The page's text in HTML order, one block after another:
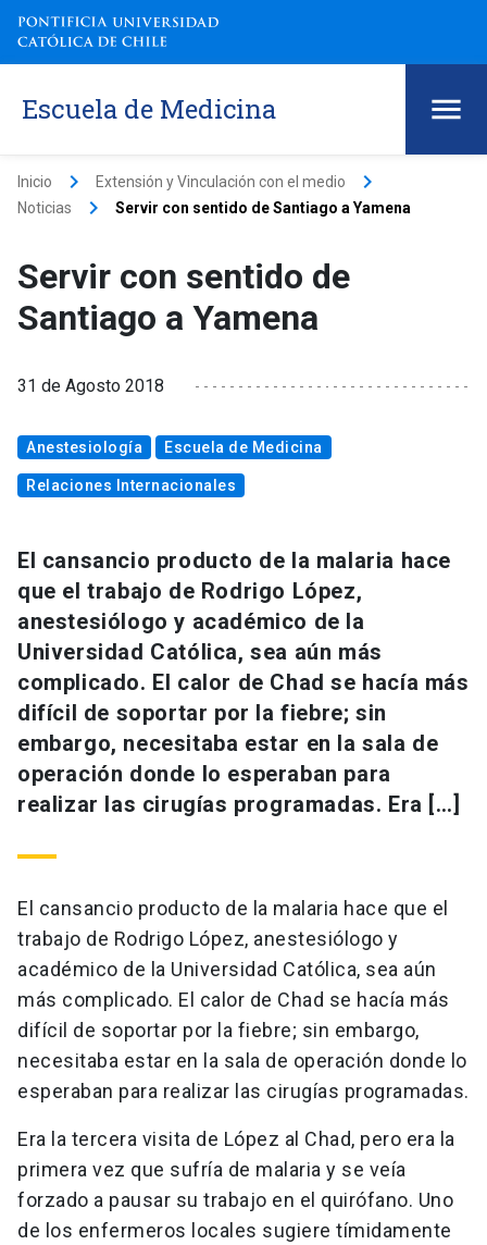
Escuela de Medicina
Inicio keyboard_arrow_right Extensión y Vinculación con el medio keyboard_arrow_right
Noticias keyboard_arrow_right Servir con sentido de Santiago a Yamena
Servir con sentido de
Santiago a Yamena
31 de Agosto 2018
Anestesiología Escuela de Medicina
Relaciones Internacionales
El cansancio producto de la malaria hace
que el trabajo de Rodrigo López,
anestesiólogo y académico de la
Universidad Católica, sea aún más
complicado. El calor de Chad se hacía más
difícil de soportar por la fiebre; sin
embargo, necesitaba estar en la sala de
operación donde lo esperaban para
realizar las cirugías programadas. Era […]
El cansancio producto de la malaria hace que el
trabajo de Rodrigo López, anestesiólogo y
académico de la Universidad Católica, sea aún
más complicado. El calor de Chad se hacía más
difícil de soportar por la fiebre; sin embargo,
necesitaba estar en la sala de operación donde lo
esperaban para realizar las cirugías programadas.
Era la tercera visita de López al Chad, pero era la
primera vez que sufría de malaria y se veía
forzado a pausar su trabajo en el quirófano. Uno
de los enfermeros locales sugiere tímidamente